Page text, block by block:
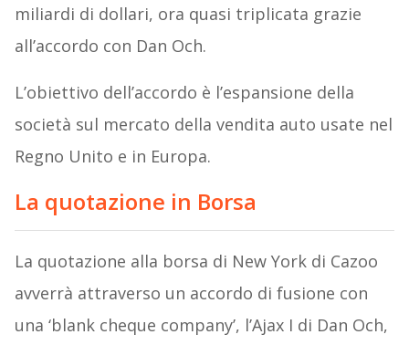
miliardi di dollari, ora quasi triplicata grazie
all’accordo con Dan Och.
L’obiettivo dell’accordo è l’espansione della
società sul mercato della vendita auto usate nel
Regno Unito e in Europa.
La quotazione in Borsa
La quotazione alla borsa di New York di Cazoo
avverrà attraverso un accordo di fusione con
una ‘blank cheque company’, l’Ajax I di Dan Och,